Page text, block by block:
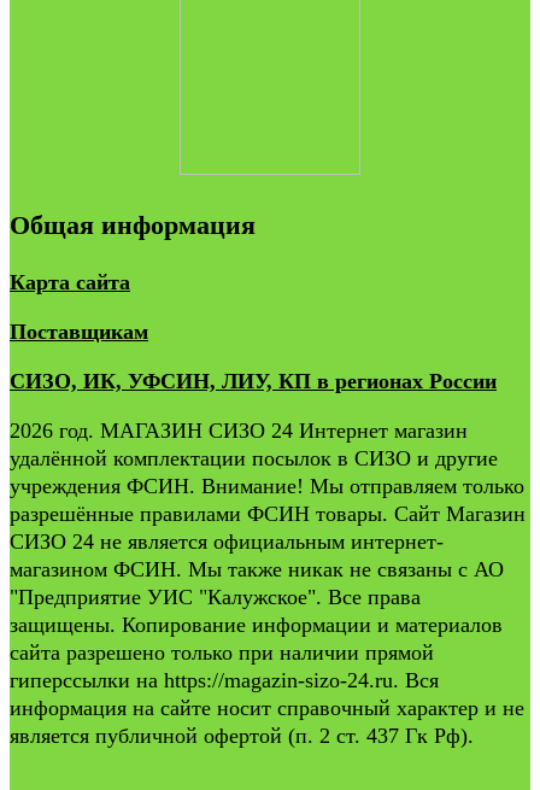
Общая информация
Карта сайта
Поставщикам
СИЗО, ИК, УФСИН, ЛИУ, КП в регионах России
2026 год. МАГАЗИН СИЗО 24 Интернет магазин
удалённой комплектации посылок в СИЗО и другие
учреждения ФСИН. Внимание! Мы отправляем только
разрешённые правилами ФСИН товары. Сайт Магазин
СИЗО 24 не является официальным интернет-
магазином ФСИН. Мы также никак не связаны с АО
"Предприятие УИС "Калужское". Все права
защищены. Копирование информации и материалов
сайта разрешено только при наличии прямой
гиперссылки на https://magazin-sizo-24.ru. Вся
информация на сайте носит справочный характер и не
является публичной офертой (п. 2 ст. 437 Гк Рф).